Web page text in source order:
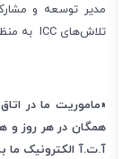
مدیر توسعه و
تلاشهایICCبه منظور
«ماموریت ما در اتاق
همگان در هر روز و
آ.ت.آ الکترونیک ما